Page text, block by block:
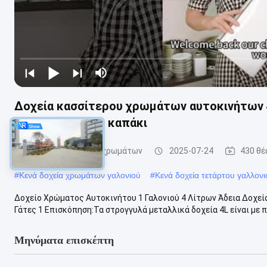
Δοχεία κασσίτερου χρωμάτων
μετάλλων με το καπάκι
δοχεία κασσίτερου χρωμάτων 2025-07-24 430
#Κενά δοχεία χρωμάτων γαλονιού #Κενά δοχεία τετάρτου
Δοχείο Χρώματος Αυτοκινήτου 1 Γαλονιού 4 Λίτρων Άδεια
Γάτες 1 Επισκόπηση:Τα στρογγυλά μεταλλικά δοχεία 4L είναι με
Μηνύματα επισκέπτη